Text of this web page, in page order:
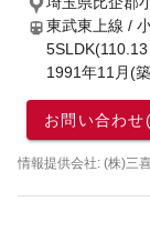
東武東上線 /
1991年11月(
お問い合わせ
情報提供会社: (株)三